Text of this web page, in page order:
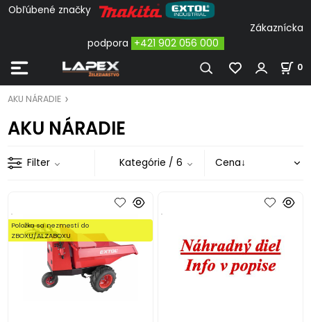
Obľúbené značky
Zákaznícka
podpora +421 902 056 000
0
AKU NÁRADIE
AKU NÁRADIE
Filter Kategórie / 6
.
Položka sa nezmestí do
ZBOXU/ALZABOXU
.